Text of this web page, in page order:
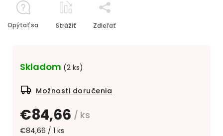
€84,66 / ks
€84,66 / 1 ks
Skladom (2 ks)
Možnosti doručenia
Opýtať sa Strážiť Zdieľať